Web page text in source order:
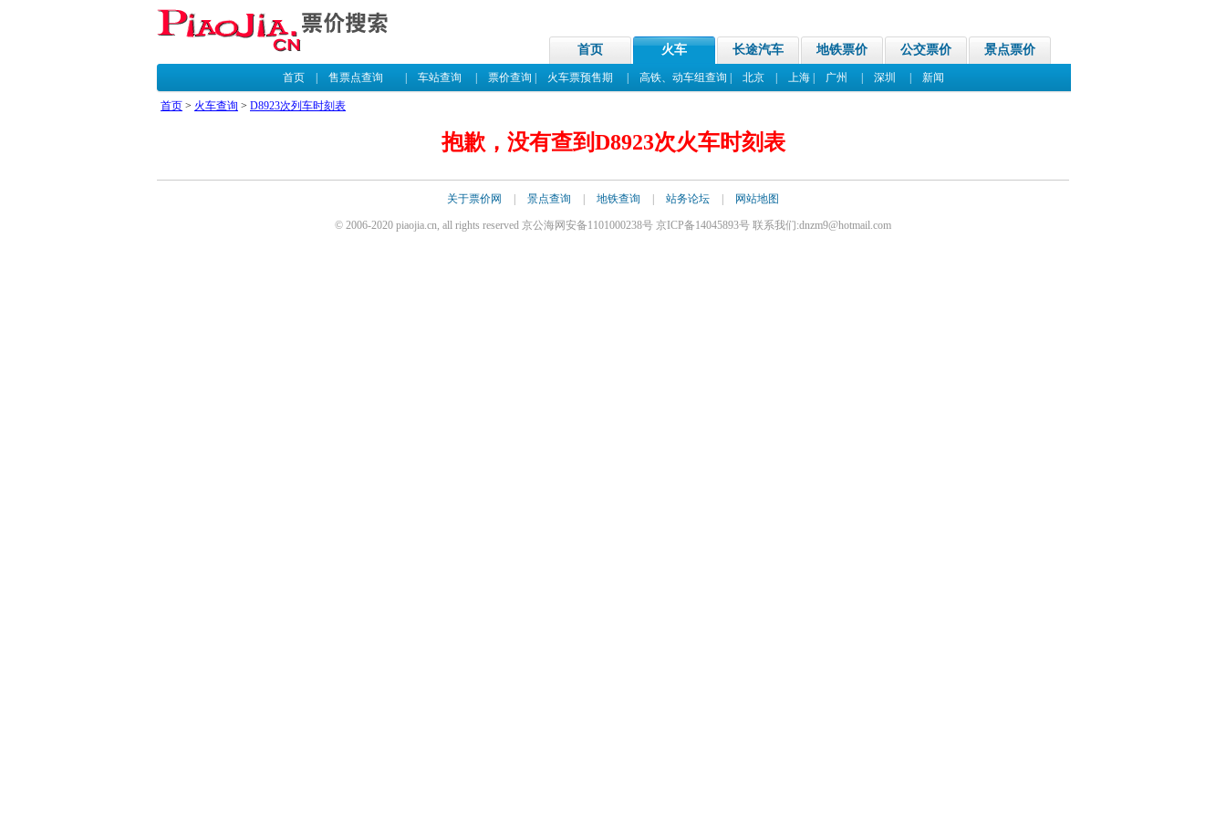
首页 火车 长途汽车 地铁票价 公交票价 景点票价
首页| 售票点查询 车站查询 票价查询 火车票预售期 高铁、动车组查询 北京| 上海| 广州 深圳 新闻
首页 > 火车查询 > D8923次列车时刻表
抱歉，没有查到D8923次火车时刻表
关于票价网 景点查询 地铁查询 站务论坛 网站地图
© 2006-2020 piaojia.cn, all rights reserved 京公海网安备1101000238号 京ICP备14045893号 联系我们:dnzm9@hotmail.com